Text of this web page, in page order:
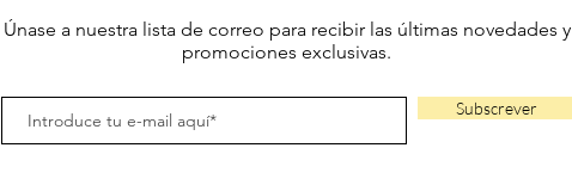
Únase a nuestra lista de correo para recibir las últimas novedades y
promociones exclusivas.
Subscrever